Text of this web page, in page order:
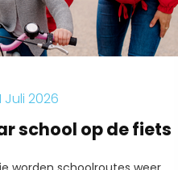
Juli 2026
school op de fiets